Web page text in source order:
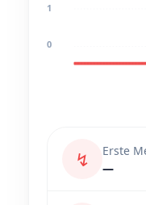
1
0
↯
Erste
—